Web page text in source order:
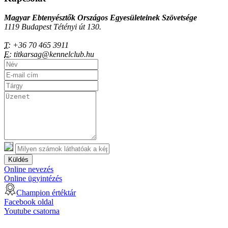
Magyar Ebtenyésztők Országos Egyesületeinek Szövetsége
1119 Budapest Tétényi út 130.
T: +36 70 465 3911
E: titkarsag@kennelclub.hu
Küldés
Online nevezés
Online ügyintézés
Champion értéktár
Facebook oldal
Youtube csatorna